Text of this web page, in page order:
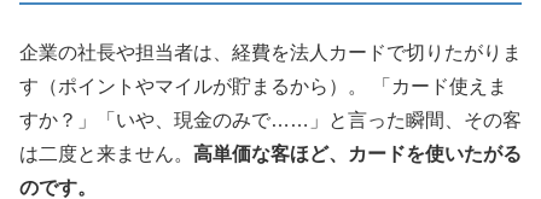
企業の社長や担当者は、経費を法人カードで切りたがりま
す（ポイントやマイルが貯まるから）。 「カード使えま
すか？」「いや、現金のみで……」と言った瞬間、その客
は二度と来ません。 高単価な客ほど、カードを使いたがる
のです。